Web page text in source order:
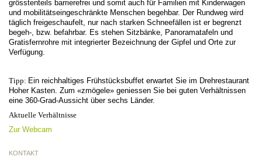
grösstenteils barrierefrei und somit auch für Familien mit Kinderwagen
und mobilitätseingeschränkte Menschen begehbar. Der Rundweg wird
täglich freigeschaufelt, nur nach starken Schneefällen ist er begrenzt
begeh-, bzw. befahrbar. Es stehen Sitzbänke, Panoramatafeln und
Gratisfernrohre mit integrierter Bezeichnung der Gipfel und Orte zur
Verfügung.
Tipp: Ein reichhaltiges Frühstücksbuffet erwartet Sie im Drehrestaurant
Hoher Kasten. Zum «zmögele» geniessen Sie bei guten Verhältnissen
eine 360-Grad-Aussicht über sechs Länder.
Aktuelle Verhältnisse
Zur Webcam
KONTAKT